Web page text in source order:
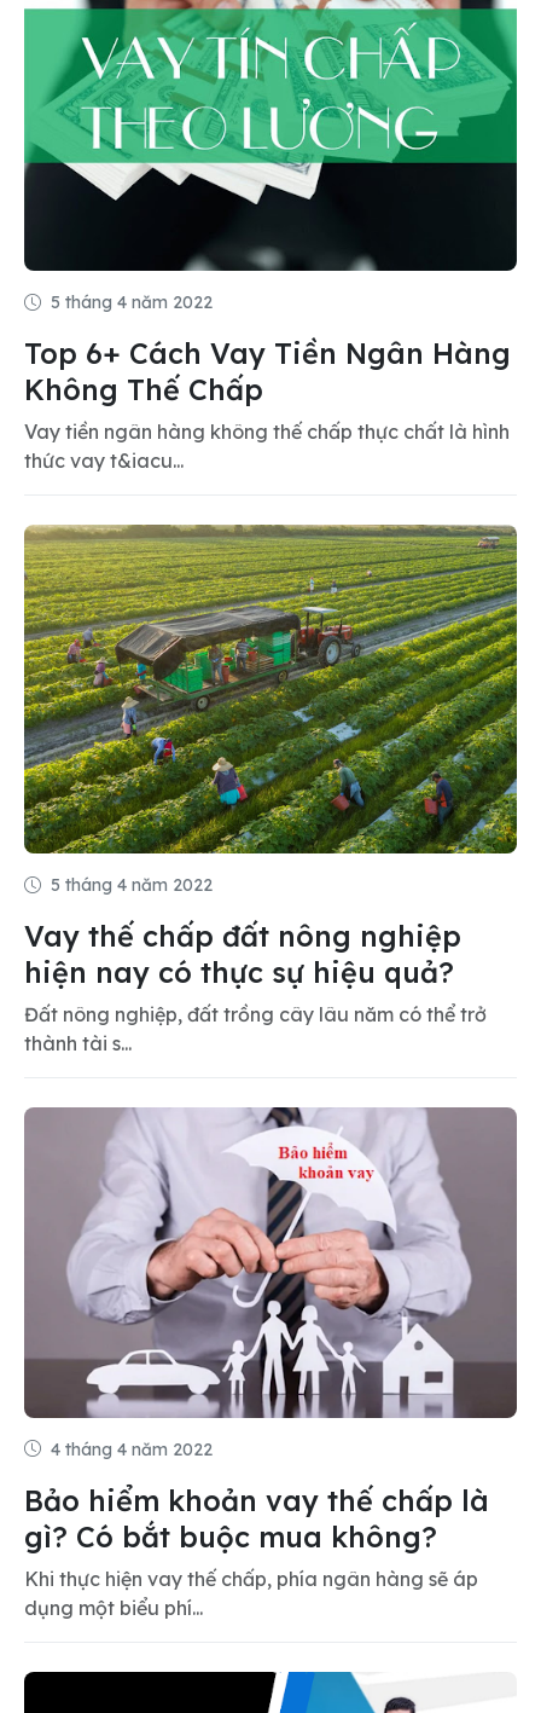
5 tháng 4 năm 2022
Top 6+ Cách Vay Tiền Ngân Hàng
Không Thế Chấp
Vay tiền ngân hàng không thế chấp thực chất là hình
thức vay t&iacu...
5 tháng 4 năm 2022
Vay thế chấp đất nông nghiệp
hiện nay có thực sự hiệu quả?
Đất nông nghiệp, đất trồng cây lâu năm có thể trở
thành tài s...
4 tháng 4 năm 2022
Bảo hiểm khoản vay thế chấp là
gì? Có bắt buộc mua không?
Khi thực hiện vay thế chấp, phía ngân hàng sẽ áp
dụng một biểu phí...